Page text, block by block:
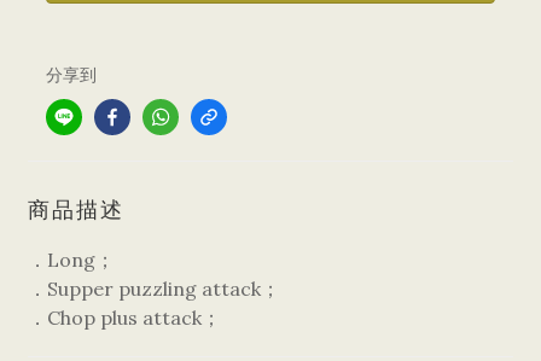
分享到
商品描述
．Long；
．Supper puzzling attack；
．Chop plus attack；